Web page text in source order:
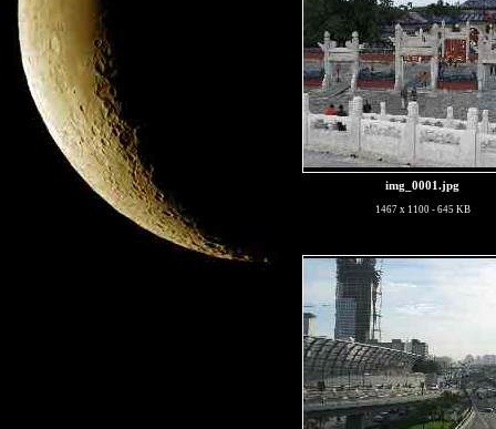
img_0001.jpg
1467 x 1100 - 645 KB